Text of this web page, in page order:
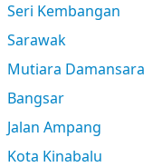
Seri Kembangan
Sarawak
Mutiara Damansara
Bangsar
Jalan Ampang
Kota Kinabalu